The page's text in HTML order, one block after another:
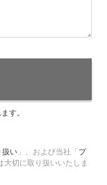
す。
扱い 」、 および当社「プ
大切に取り扱いいたしま